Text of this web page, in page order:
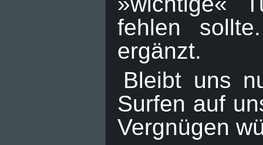
fehlen
ergänzt.
Bleibt uns
Surfen auf
Vergnügen